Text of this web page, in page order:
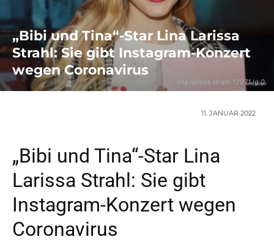
lina larissa strahl 12071 lg 0
„Bibi und Tina“-Star Lina Larissa
Strahl: Sie gibt Instagram-Konzert
wegen Coronavirus
11. JANUAR 2022
„Bibi und Tina“-Star Lina
Larissa Strahl: Sie gibt
Instagram-Konzert wegen
Coronavirus